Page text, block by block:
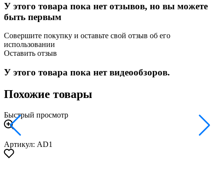
У этого товара пока нет отзывов, но вы можете
быть первым
Совершите покупку и оставьте свой отзыв об его
использовании
Оставить отзыв
У этого товара пока нет видеообзоров.
Похожие товары
Быстрый просмотр
Артикул: AD1